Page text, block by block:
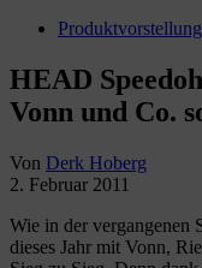
HEAD
Vonn und Co.
Von Derk Hoberg
2. Februar 2011
Wie in der vergangenen
dieses Jahr mit Vonn,